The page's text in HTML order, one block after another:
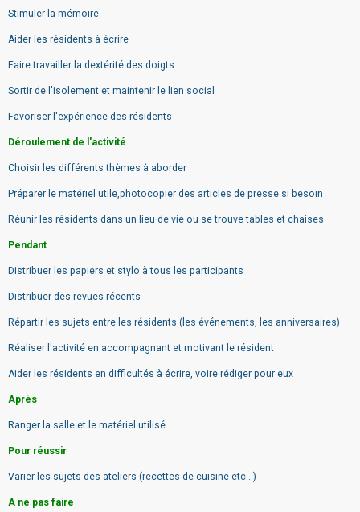
Stimuler la mémoire
Aider les résidents à écrire
Faire travailler la dextérité des doigts
Sortir de l'isolement et maintenir le lien social
Favoriser l'expérience des résidents
Déroulement de l'activité
Choisir les différents thèmes à aborder
Préparer le matériel utile,photocopier des articles de presse si besoin
Réunir les résidents dans un lieu de vie ou se trouve tables et chaises
Pendant
Distribuer les papiers et stylo à tous les participants
Distribuer des revues récents
Répartir les sujets entre les résidents (les événements, les anniversaires)
Réaliser l'activité en accompagnant et motivant le résident
Aider les résidents en difficultés à écrire, voire rédiger pour eux
Aprés
Ranger la salle et le matériel utilisé
Pour réussir
Varier les sujets des ateliers (recettes de cuisine etc...)
A ne pas faire